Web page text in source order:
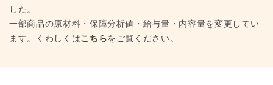
した。
一部商品の原材料・保障分析値・給与量・内容量を変更してい
ます。くわしくはこちらをご覧ください。